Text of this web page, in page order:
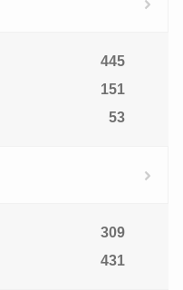
445
151
53
309
431